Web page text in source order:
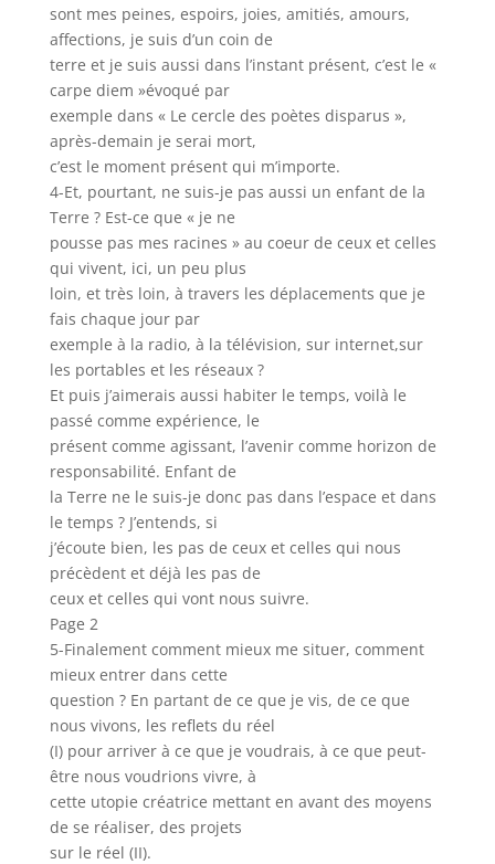
sont mes peines, espoirs, joies, amitiés, amours,
affections, je suis d’un coin de
terre et je suis aussi dans l’instant présent, c’est le «
carpe diem »évoqué par
exemple dans « Le cercle des poètes disparus »,
après-demain je serai mort,
c’est le moment présent qui m’importe.
4-Et, pourtant, ne suis-je pas aussi un enfant de la
Terre ? Est-ce que « je ne
pousse pas mes racines » au coeur de ceux et celles
qui vivent, ici, un peu plus
loin, et très loin, à travers les déplacements que je
fais chaque jour par
exemple à la radio, à la télévision, sur internet,sur
les portables et les réseaux ?
Et puis j’aimerais aussi habiter le temps, voilà le
passé comme expérience, le
présent comme agissant, l’avenir comme horizon de
responsabilité. Enfant de
la Terre ne le suis-je donc pas dans l’espace et dans
le temps ? J’entends, si
j’écoute bien, les pas de ceux et celles qui nous
précèdent et déjà les pas de
ceux et celles qui vont nous suivre.
Page 2
5-Finalement comment mieux me situer, comment
mieux entrer dans cette
question ? En partant de ce que je vis, de ce que
nous vivons, les reflets du réel
(I) pour arriver à ce que je voudrais, à ce que peut-
être nous voudrions vivre, à
cette utopie créatrice mettant en avant des moyens
de se réaliser, des projets
sur le réel (II).